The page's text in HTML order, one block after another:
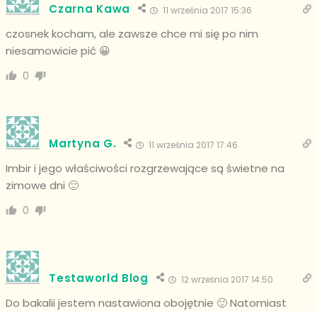
Czarna Kawa 11 września 2017 15:36
czosnek kocham, ale zawsze chce mi się po nim
niesamowicie pić 😀
0
Martyna G. 11 września 2017 17:46
Imbir i jego właściwości rozgrzewające są świetne na
zimowe dni 🙂
0
Testaworld Blog 12 września 2017 14:50
Do bakalii jestem nastawiona obojętnie 🙂 Natomiast